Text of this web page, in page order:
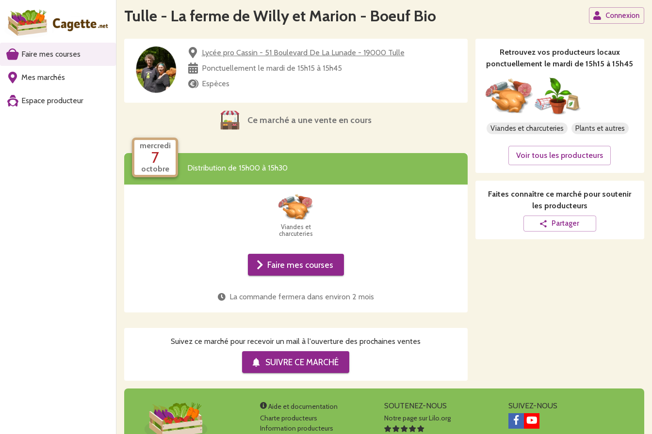
Faire mes courses
Mes marchés
Espace producteur
Tulle - La ferme de Willy et Marion - Boeuf Bio Connexion
Lycée pro Cassin - 51 Boulevard De La Lunade - 19000 Tulle
Ponctuellement le mardi de 15h15 à 15h45
Espèces
Ce marché a une vente en cours
mercredi
7
octobre Distribution de 15h00 à 15h30
Viandes et
charcuteries
Faire mes courses
La commande fermera dans environ 2 mois
Suivez ce marché pour recevoir un mail à l'ouverture des prochaines ventes
SUIVRE CE MARCHÉ
Retrouvez vos producteurs locaux
ponctuellement le mardi de 15h15 à 15h45
Viandes et charcuteries Plants et autres
Voir tous les producteurs
Faites connaître ce marché pour soutenir
les producteurs
Partager
Aide et documentation
Charte producteurs
Information producteurs
SOUTENEZ-NOUS
Notre page sur Lilo.org
SUIVEZ-NOUS